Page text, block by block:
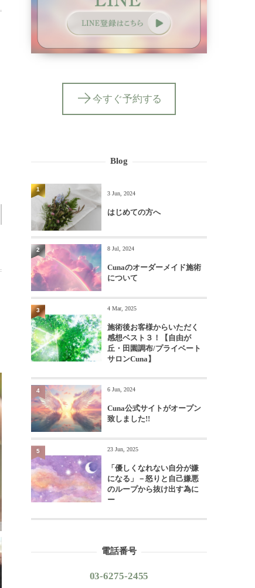
今すぐ予約する
Blog
3 Jun, 2024
はじめての方へ
1
8 Jul, 2024
Cunaのオーダーメイド施術
について
2
4 Mar, 2025
施術後お客様からいただく
感想ベスト３！【自由が
丘・田園調布/プライベート
サロンCuna】
3
6 Jun, 2024
Cuna公式サイトがオープン
致しました!!
4
23 Jun, 2025
「優しくなれない自分が嫌
になる」－怒りと自己嫌悪
のループから抜け出す為に
ー
5
電話番号
03-6275-2455